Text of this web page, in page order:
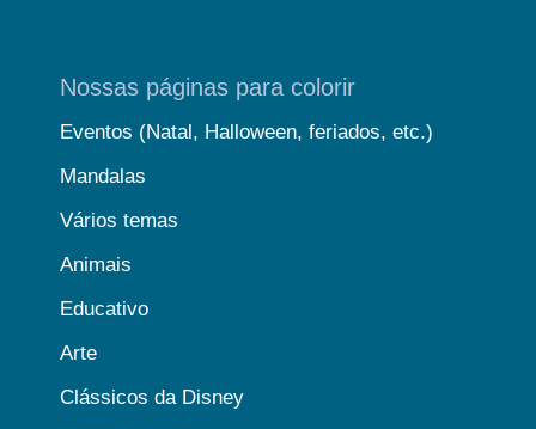
Nossas páginas para colorir
Eventos (Natal, Halloween, feriados, etc.)
Mandalas
Vários temas
Animais
Educativo
Arte
Clássicos da Disney